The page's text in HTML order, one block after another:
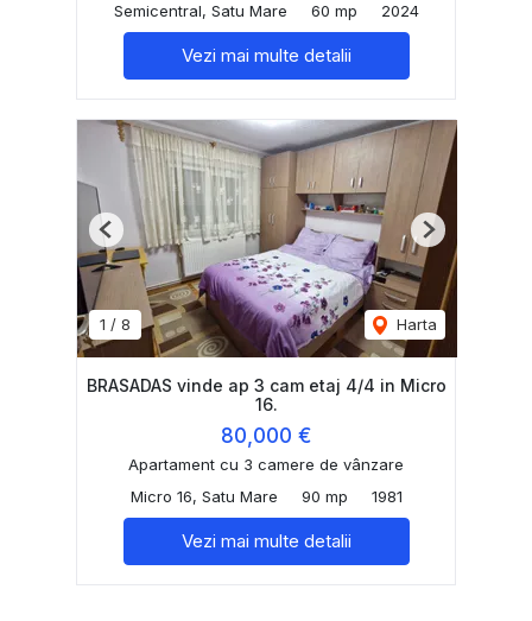
Semicentral, Satu Mare 60 mp 2024
Vezi mai multe detalii
1 / 8 Harta
Previous Next
BRASADAS vinde ap 3 cam etaj 4/4 in Micro
16.
80,000 €
Apartament cu 3 camere de vânzare
Micro 16, Satu Mare
90 mp 1981
Vezi mai multe detalii